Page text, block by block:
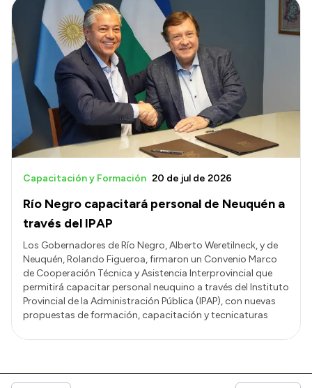
Río Negro capacitará personal de Neuquén a
través del IPAP
Capacitación y Formación 20 de jul de 2026
Los Gobernadores de Río Negro, Alberto Weretilneck, y de
Neuquén, Rolando Figueroa, firmaron un Convenio Marco
de Cooperación Técnica y Asistencia Interprovincial que
permitirá capacitar personal neuquino a través del Instituto
Provincial de la Administración Pública (IPAP), con nuevas
propuestas de formación, capacitación y tecnicaturas